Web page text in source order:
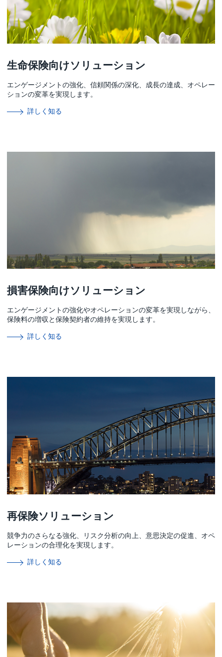
生命保険向けソリューション
エンゲージメントの強化、信頼関係の深化、成長の達成、オペレー
ションの変革を実現します。
詳しく知る
損害保険向けソリューション
エンゲージメントの強化やオペレーションの変革を実現しながら、
保険料の増収と保険契約者の維持を実現します。
詳しく知る
再保険ソリューション
競争力のさらなる強化、リスク分析の向上、意思決定の促進、オペ
レーションの合理化を実現します。
詳しく知る